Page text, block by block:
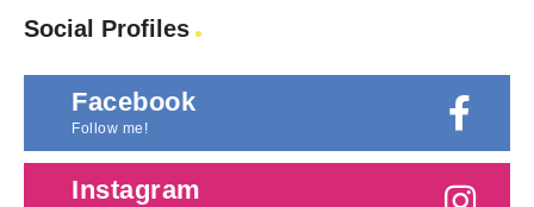
Social Profiles
Facebook
Follow me!
Instagram